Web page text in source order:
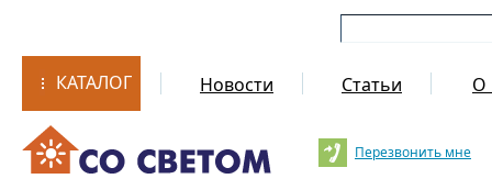
КАТАЛОГ Новости Статьи О
Перезвонить мне